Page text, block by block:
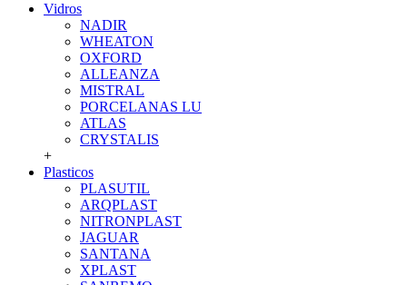
Vidros
NADIR
WHEATON
OXFORD
ALLEANZA
MISTRAL
PORCELANAS LU
ATLAS
CRYSTALIS
+
Plasticos
PLASUTIL
ARQPLAST
NITRONPLAST
JAGUAR
SANTANA
XPLAST